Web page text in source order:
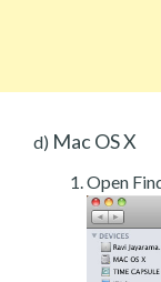
d) Mac OS X
Open